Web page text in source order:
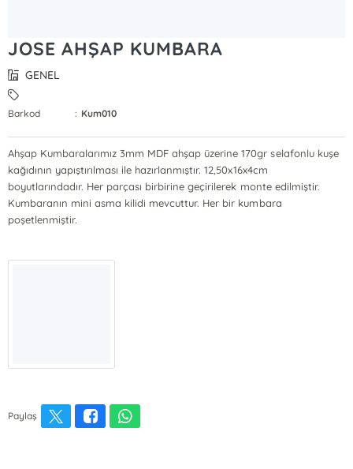
JOSE AHŞAP KUMBARA
GENEL
Barkod : Kum010
Ahşap Kumbaralarımız 3mm MDF ahşap üzerine 170gr selafonlu kuşe
kağıdının yapıştırılması ile hazırlanmıştır. 12,50x16x4cm
boyutlarındadır. Her parçası birbirine geçirilerek monte edilmiştir.
Kumbaranın mini asma kilidi mevcuttur. Her bir kumbara
poşetlenmiştir.
Paylaş